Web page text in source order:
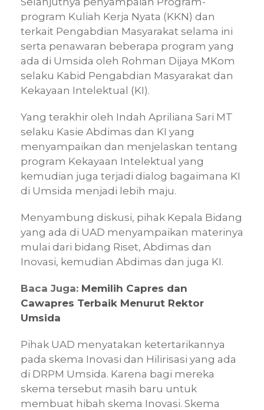
program Kuliah Kerja Nyata (KKN) dan
terkait Pengabdian Masyarakat selama ini
serta penawaran beberapa program yang
ada di Umsida oleh Rohman Dijaya MKom
selaku Kabid Pengabdian Masyarakat dan
Kekayaan Intelektual (KI).
Yang terakhir oleh Indah Apriliana Sari MT
selaku Kasie Abdimas dan KI yang
menyampaikan dan menjelaskan tentang
program Kekayaan Intelektual yang
kemudian juga terjadi dialog bagaimana KI
di Umsida menjadi lebih maju.
Menyambung diskusi, pihak Kepala Bidang
yang ada di UAD menyampaikan materinya
mulai dari bidang Riset, Abdimas dan
Inovasi, kemudian Abdimas dan juga KI.
Baca Juga: Memilih Capres dan
Cawapres Terbaik Menurut Rektor
Umsida
Pihak UAD menyatakan ketertarikannya
pada skema Inovasi dan Hilirisasi yang ada
di DRPM Umsida. Karena bagi mereka
skema tersebut masih baru untuk
membuat hibah skema Inovasi. Skema